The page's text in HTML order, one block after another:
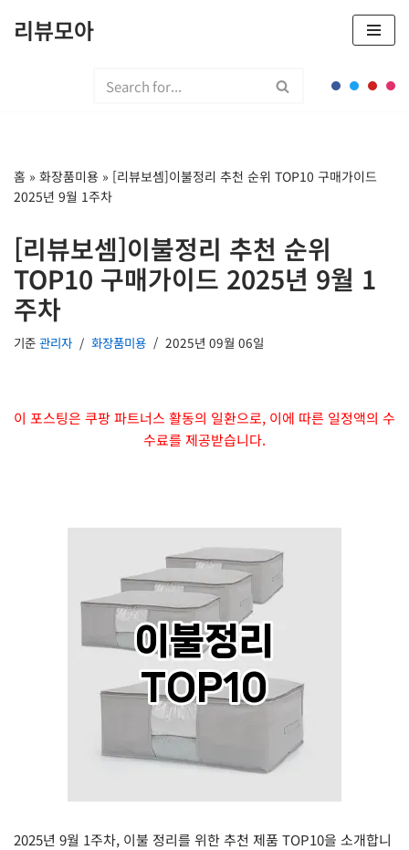
뛰
기
리뷰모아
홈 » 화장품미용 » [리뷰보셈]이불정리 추천 순위 TOP10 구매가이드
2025년 9월 1주차
[리뷰보셈]이불정리 추천 순위
TOP10 구매가이드 2025년 9월 1
주차
기준 관리자 화장품미용 2025년 09월 06일
이 포스팅은 쿠팡 파트너스 활동의 일환으로, 이에 따른 일정액의 수
수료를 제공받습니다.
2025년 9월 1주차, 이불 정리를 위한 추천 제품 TOP10을 소개합니